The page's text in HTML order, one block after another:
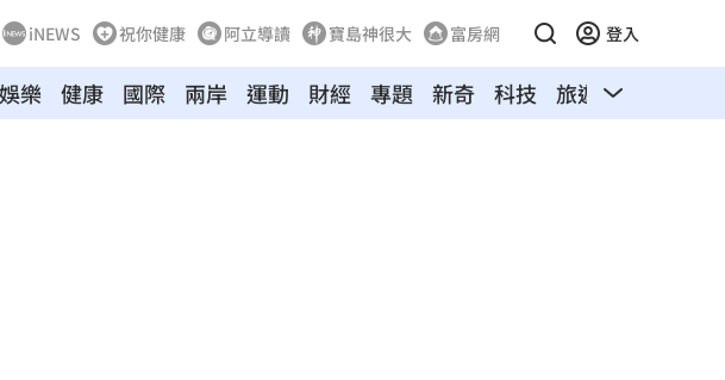
iNEWS 祝你健康 阿立導讀 寶島神很大 富房網 登入
娛樂 健康 國際 兩岸 運動 財經 專題 新奇 科技 旅遊 汽車